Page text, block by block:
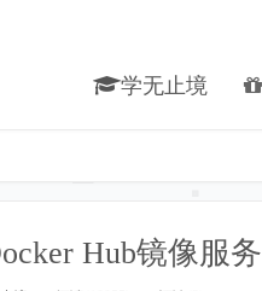
学无止境
Hub镜像服务